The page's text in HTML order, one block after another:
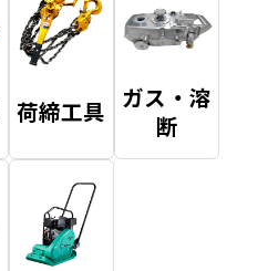
荷締工具 ガス・溶
断